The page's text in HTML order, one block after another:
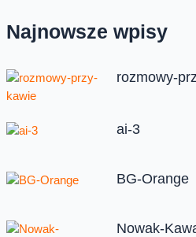
Najnowsze wpisy
rozmowy-
ai-3
BG-Orange
Nowak-